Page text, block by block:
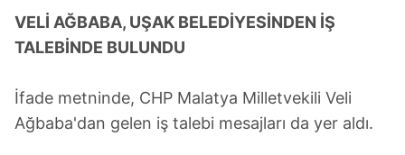
VELİ AĞBABA, UŞAK BELEDİYESİNDEN İŞ
TALEBİNDE BULUNDU
İfade metninde, CHP Malatya Milletvekili Veli
Ağbaba'dan gelen iş talebi mesajları da yer aldı.